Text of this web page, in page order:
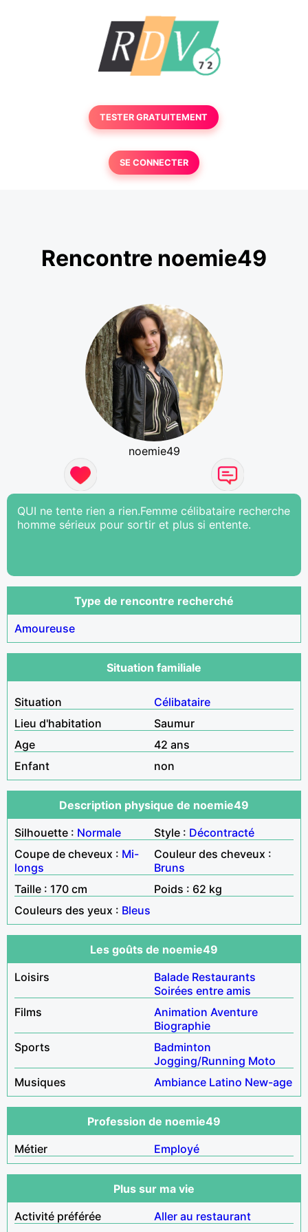
TESTER GRATUITEMENT
SE CONNECTER
Rencontre noemie49
noemie49
QUI ne tente rien a rien.Femme célibataire recherche
homme sérieux pour sortir et plus si entente.
Type de rencontre recherché
Amoureuse
Situation familiale
Situation
Célibataire
Lieu d'habitation
Saumur
Age
42 ans
Enfant
non
Description physique de noemie49
Silhouette : Normale Style : Décontracté
Coupe de cheveux : Mi-
longs
Couleur des cheveux :
Bruns
Taille : 170 cm
Poids : 62 kg
Couleurs des yeux : Bleus
Les goûts de noemie49
Loisirs
Balade Restaurants
Soirées entre amis
Films
Animation Aventure
Biographie
Sports
Badminton
Jogging/Running Moto
Musiques
Ambiance Latino New-age
Profession de noemie49
Métier
Employé
Plus sur ma vie
Activité préférée
Aller au restaurant